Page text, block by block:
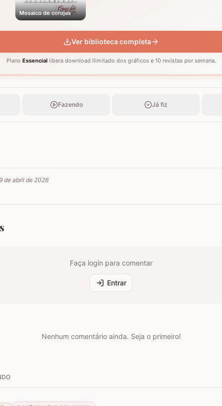
Mosaico de corujas
Ver biblioteca completa
Plano Essenciallibera download ilimitado dos gráficos e 10 revistas por semana.
Fazendo Já fiz
de abril de 2026
Faça login para comentar
Entrar
Nenhum comentário ainda. Seja o primeiro!